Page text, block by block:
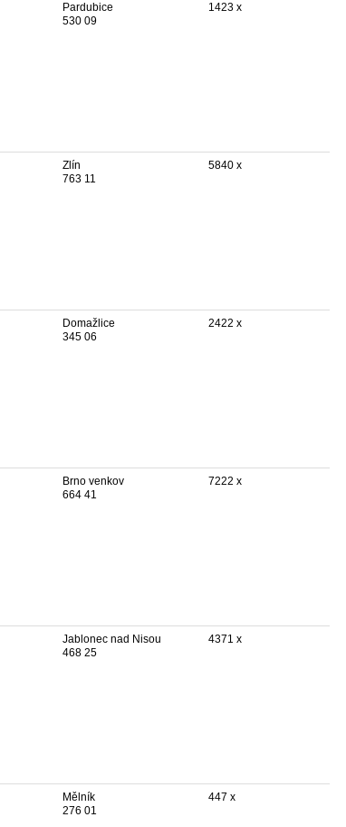
Pardubice
530 09
1423 x
Zlín
763 11
5840 x
Domažlice
345 06
2422 x
Brno venkov
664 41
7222 x
Jablonec nad Nisou
468 25
4371 x
Mělník
276 01
447 x